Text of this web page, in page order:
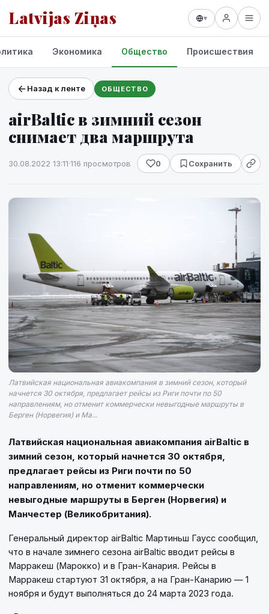
Latvijas Ziņas ▾
Проекты и сервисы
Прогноз погоды
Экономика Общество Происшествия
Назад к ленте ОБЩЕСТВО
аirBaltic в зимний сезон
снимает два маршрута
30.08.2022 13:11·116 просмотров 0 Сохранить
Латвийская национальная авиакомпания в зимний сезон, который
начнется 30 октября, предлагает рейсы из Риги почти по 50
направлениям, но отменит коммерчески невыгодные маршруты в
Берген (Норвегия) и Ма...
Латвийская национальная авиакомпания аirBaltic в
зимний сезон, который начнется 30 октября,
предлагает рейсы из Риги почти по 50
направлениям, но отменит коммерчески
невыгодные маршруты в Берген (Норвегия) и
Манчестер (Великобритания).
Генеральный директор airBaltic Мартиньш Гаусс сообщил,
что в начале зимнего сезона airBaltic вводит рейсы в
Марракеш (Марокко) и в Гран-Канария. Рейсы в
Марракеш стартуют 31 октября, а на Гран-Канарию — 1
ноября и будут выполняться до 24 марта 2023 года.